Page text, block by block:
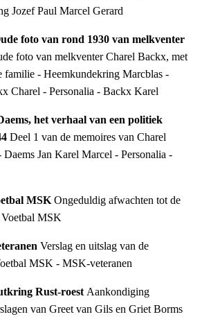
Jozef Paul Marcel Gerard
foto van rond 1930 van melkventer
foto van melkventer Charel Backx, met
familie - Heemkundekring Marcblas -
Charel - Personalia - Backx Karel
het verhaal van een politiek
Deel 1 van de memoires van Charel
Jan Karel Marcel - Personalia -
MSK Ongeduldig afwachten tot de
MSK
Verslag en uitslag van de
MSK - MSK-veteranen
Rust-roest Aankondiging
van Greet van Gils en Griet Borms